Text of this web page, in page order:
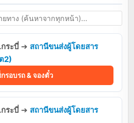
ระบี่ ➔ สถานีขนส่งผู้โดยสาร
2)
กรอบรถ & จองตั๋ว
ระบี่ ➔ สถานีขนส่งผู้โดยสาร